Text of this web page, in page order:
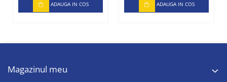
ADAUGA IN COS ADAUGA IN COS
Magazinul meu